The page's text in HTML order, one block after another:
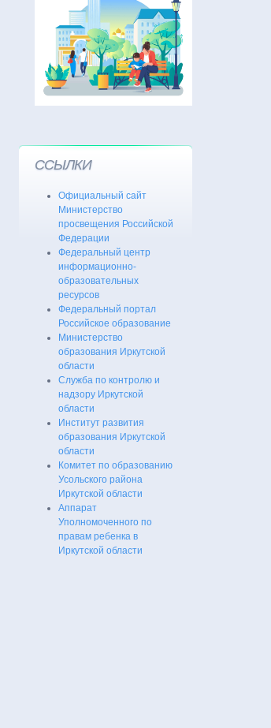
ССЫЛКИ
Официальный сайт
Министерство
просвещения Российской
Федерации
Федеральный центр
информационно-
образовательных
ресурсов
Федеральный портал
Российское образование
Министерство
образования Иркутской
области
Служба по контролю и
надзору Иркутской
области
Институт развития
образования Иркутской
области
Комитет по образованию
Усольского района
Иркутской области
Аппарат
Уполномоченного по
правам ребенка в
Иркутской области